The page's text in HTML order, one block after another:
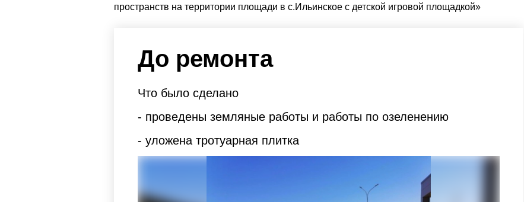
пространств на территории площади в с.Ильинское с детской игровой площадкой»
До ремонта
Что было сделано
- проведены земляные работы и работы по озеленению
- уложена тротуарная плитка